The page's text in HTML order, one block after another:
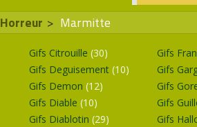
Horreur > Marmitte
Gifs Citrouille (30)
Gifs Deguisement (10)
Gifs Demon (12)
Gifs Diable (10)
Gifs Diablotin (29)
Gifs
Gifs
Gifs
Gifs
Gifs